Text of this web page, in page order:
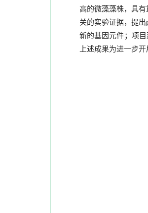
高的微藻藻株，具
关的实验证据，提出
新的基因元件；项目
上述成果为进一步